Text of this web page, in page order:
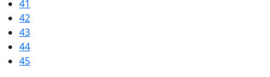
41
42
43
44
45